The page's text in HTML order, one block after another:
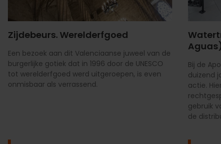
Zijdebeurs. Werelderfgoed
Een bezoek aan dit Valenciaanse juweel van de
burgerlijke gotiek dat in 1996 door de UNESCO
tot werelderfgoed werd uitgeroepen, is even
onmisbaar als verrassend.
Bij de
duizend
actie.
gebruik
de